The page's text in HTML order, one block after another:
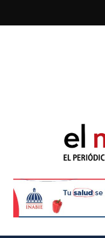
El